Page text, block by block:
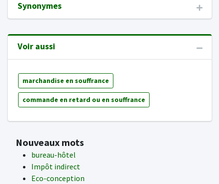
Synonymes
Voir aussi
marchandise en souffrance
commande en retard ou en souffrance
Nouveaux mots
bureau-hôtel
Impôt indirect
Eco-conception